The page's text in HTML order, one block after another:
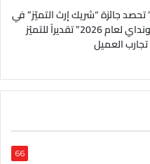
تحصد جائزة “شريك إرث التميّز” في
قمة “شركاء هيونداي لعام 2026” تقديراً للتميّز
العميل
66